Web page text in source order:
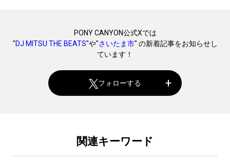
PONY CANYON公式Xでは
"DJ MITSU THE BEATS"や"さいたま市" の新着記事をお知らせし
ています！
フォローする
関連キーワード